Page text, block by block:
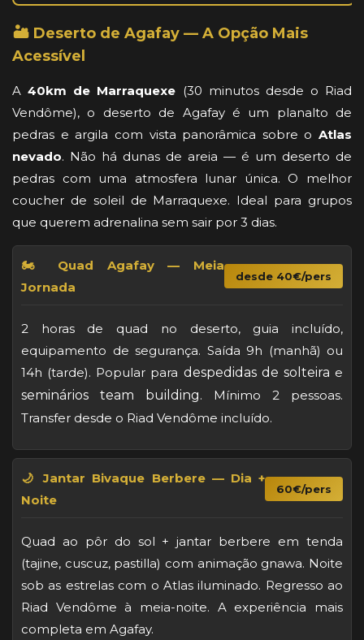
🏜️ Deserto de Agafay — A Opção Mais
Acessível
A40km de Marraquexe (30 minutos desde o Riad
Vendôme), o deserto de Agafay é um planalto de
pedras e argila com vista panorâmica sobre o Atlas
nevado. Não há dunas de areia — é um deserto de
pedras com uma atmosfera lunar única. O melhor
coucher de soleil de Marraquexe. Ideal para grupos
que querem adrenalina sem sair por 3 dias.
🏍️ Quad Agafay — Meia
Jornada
desde 40€/pers
2 horas de quad no deserto, guia incluído,
equipamento de segurança. Saída 9h (manhã) ou
14h (tarde). Popular para despedidas de solteira e
seminários team building. Mínimo 2 pessoas.
Transfer desde o Riad Vendôme incluído.
🌙 Jantar Bivaque Berbere — Dia +
Noite
60€/pers
Quad ao pôr do sol + jantar berbere em tenda
(tajine, cuscuz, pastilla) com animação gnawa. Noite
sob as estrelas com o Atlas iluminado. Regresso ao
Riad Vendôme à meia-noite. A experiência mais
completa em Agafay.